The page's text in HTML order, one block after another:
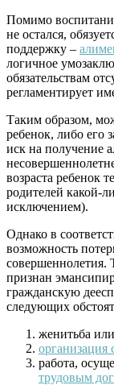
Помимо
не остался,
поддержку –
логичное
обязательствам
регламентирует
Таким образом,
ребенок, либо его
иск на получение
возраста ребенок
родителей какой-
исключением).
Однако в
возможность
совершеннолетия.
признан
гражданскую
следующих
женитьба
организация
работа,
трудовым